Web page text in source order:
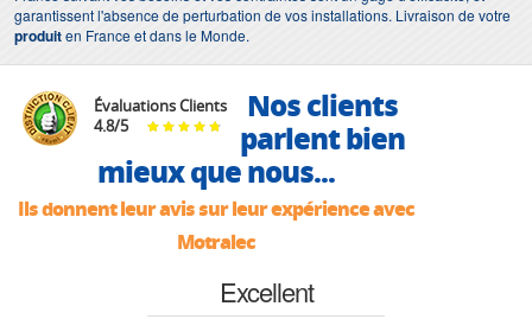
garantissent l'absence de perturbation de vos installations. Livraison de votre
produiten France et dans le Monde.
Évaluations Clients
4.8/5
Nos clients
parlent bien
mieux que nous...
Ils donnent leur avis sur leur expérience avec
Motralec
Excellent